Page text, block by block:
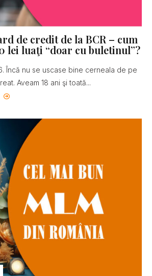
de credit de la BCR – cum
lei luaţi “doar cu buletinul”?
Încă nu se uscase bine cerneala de pe
Aveam 18 ani şi toată...